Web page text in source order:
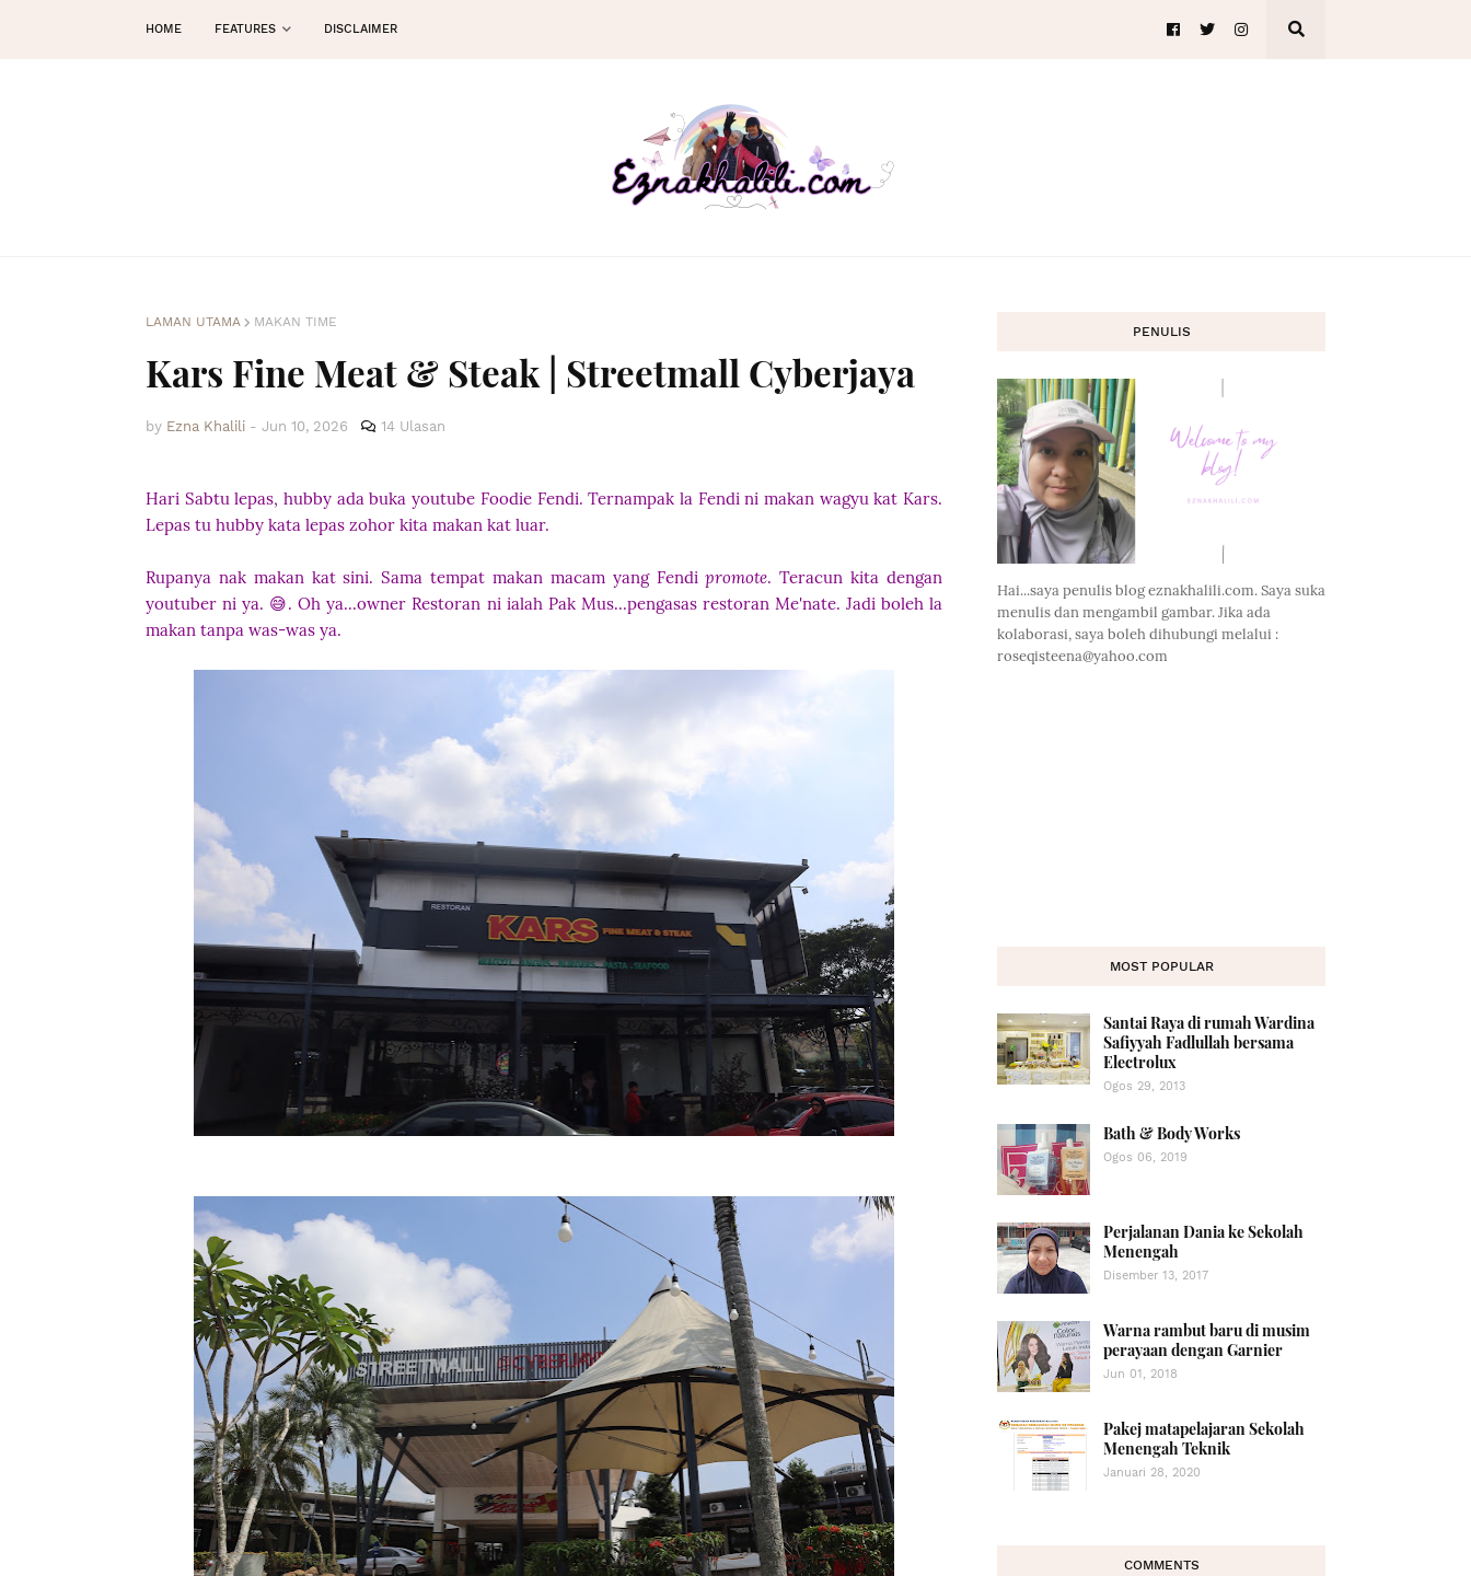
HOME FEATURES DISCLAIMER
LAMAN UTAMA MAKAN TIME
Kars Fine Meat & Steak | Streetmall Cyberjaya
by Ezna Khalili - Jun 10, 2026 14 Ulasan
Hari Sabtu lepas, hubby ada buka youtube Foodie Fendi. Ternampak la Fendi ni makan wagyu kat Kars.
Lepas tu hubby kata lepas zohor kita makan kat luar.
Rupanya nak makan kat sini. Sama tempat makan macam yang Fendipromote. Teracun kita dengan
youtuber ni ya. 😅. Oh ya...owner Restoran ni ialah Pak Mus...pengasas restoran Me'nate. Jadi boleh la
makan tanpa was-was ya.
PENULIS
Hai...saya penulis blog eznakhalili.com. Saya suka
menulis dan mengambil gambar. Jika ada
kolaborasi, saya boleh dihubungi melalui :
roseqisteena@yahoo.com
MOST POPULAR
Santai Raya di rumah Wardina
Safiyyah Fadlullah bersama
Electrolux
Ogos 29, 2013
Bath & Body Works
Ogos 06, 2019
Perjalanan Dania ke Sekolah
Menengah
Disember 13, 2017
Warna rambut baru di musim
perayaan dengan Garnier
Jun 01, 2018
Pakej matapelajaran Sekolah
Menengah Teknik
Januari 28, 2020
COMMENTS